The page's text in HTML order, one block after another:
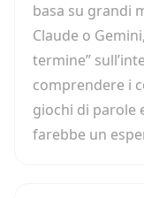
basa su grandi
Claude o
termine”
comprendere i
giochi di parole
farebbe un